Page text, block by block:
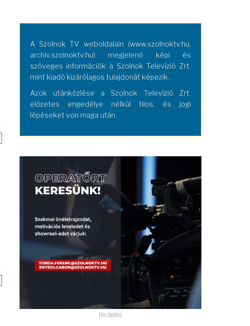
A Szolnok TV weboldalain (www.szolnoktv.hu,
archiv.szolnoktv.hu) megjelenő képi és
szöveges információk a Szolnok Televízió Zrt.
mint kiadó kizárólagos tulajdonát képezik.
Azok utánközlése a Szolnok Televízió Zrt.
előzetes engedélye nélkül tilos, és jogi
lépéseket von maga után.
Hirdetés